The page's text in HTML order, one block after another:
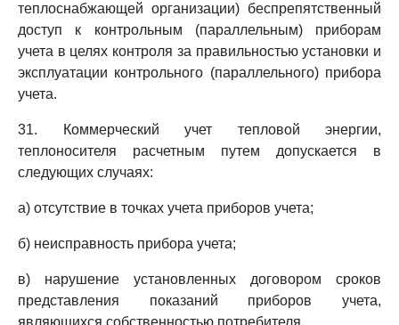
теплоснабжающей организации) беспрепятственный
доступ к контрольным (параллельным) приборам
учета в целях контроля за правильностью установки и
эксплуатации контрольного (параллельного) прибора
учета.
31. Коммерческий учет тепловой энергии,
теплоносителя расчетным путем допускается в
следующих случаях:
а) отсутствие в точках учета приборов учета;
б) неисправность прибора учета;
в) нарушение установленных договором сроков
представления показаний приборов учета,
являющихся собственностью потребителя.